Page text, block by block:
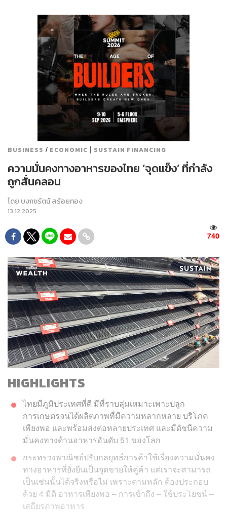
BUSINESS / ECONOMIC | SUSTAIN FINANCING
ความมั่นคงทางอาหารของไทย ‘จุดแข็ง’ ที่กำลัง
ถูกสั่นคลอน
โดย บงกชรัตน์ สร้อยทอง
13.12.2025
740
HIGHLIGHTS
ไทยมีภูมิประเทศที่ดี มีที่ราบลุ่มเหมาะเพาะปลูก
การเกษตรจนได้ผลิตภาพที่มีความหลากหลาย บริโภค
เพียงพอ และพร้อมส่งต่อหลายประเทศ และมีดัชนีความ
มั่นคงทางด้านอาหารอันดับ 51 ของโลก
กระทรวงพาณิชย์ปรับกลยุทธ์การค้าใช้เรื่องความมั่นคง
ทางอาหารที่ยั่งยืนเป็นจุดขายให้คู่ค้า แต่เราจะสามารถ
เป็นเช่นนั้นได้จริงหรือไม่ เพราะตามหลัก ต้องประกอบ
ด้วย 4 มิติ อาหารเพียงพอ – การเข้าถึง – ใช้ประโยชน์ –
เสถียรภาพอาหาร